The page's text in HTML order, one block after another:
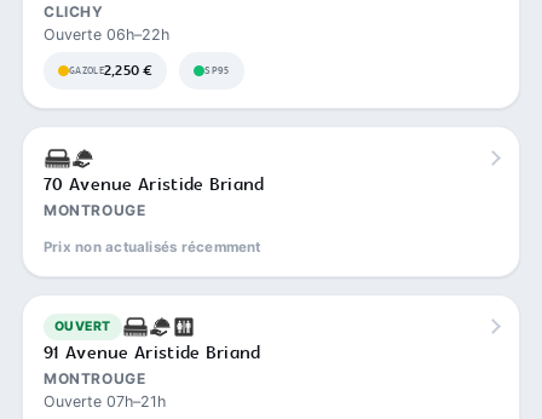
CLICHY
Ouverte 06h–22h
GAZOLE2,250 € SP95
70 Avenue Aristide Briand
MONTROUGE
Prix non actualisés récemment
OUVERT
91 Avenue Aristide Briand
MONTROUGE
Ouverte 07h–21h